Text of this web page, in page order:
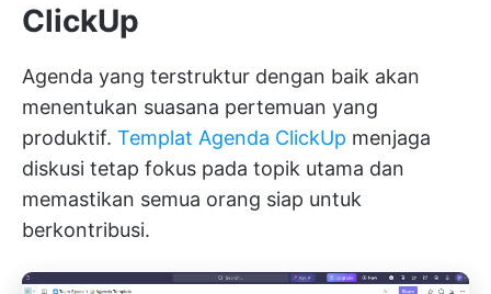
ClickUp
Agenda yang terstruktur dengan baik akan
menentukan suasana pertemuan yang
produktif. Templat Agenda ClickUp menjaga
diskusi tetap fokus pada topik utama dan
memastikan semua orang siap untuk
berkontribusi.